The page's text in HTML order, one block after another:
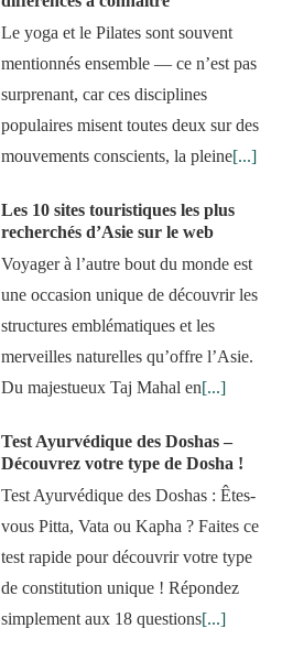
Le yoga et le Pilates sont souvent
mentionnés ensemble — ce n’est pas
surprenant, car ces disciplines
populaires misent toutes deux sur des
mouvements conscients, la pleine[...]
Les 10 sites touristiques les plus
recherchés d’Asie sur le web
Voyager à l’autre bout du monde est
une occasion unique de découvrir les
structures emblématiques et les
merveilles naturelles qu’offre l’Asie.
Du majestueux Taj Mahal en[...]
Test Ayurvédique des Doshas –
Découvrez votre type de Dosha !
Test Ayurvédique des Doshas : Êtes-
vous Pitta, Vata ou Kapha ? Faites ce
test rapide pour découvrir votre type
de constitution unique ! Répondez
simplement aux 18 questions[...]